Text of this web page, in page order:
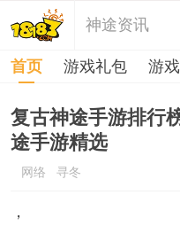
神途资讯
首页 游戏礼包 游
复古神途手游排行
途手游精选
网络 寻冬
，